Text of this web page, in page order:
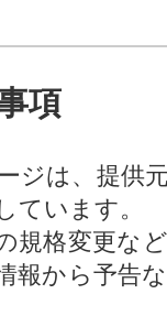
項
ジは、提供
ています。
規格変更な
報から予告